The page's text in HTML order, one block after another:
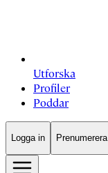
Utforska
Profiler
Poddar
Logga in Prenumerera